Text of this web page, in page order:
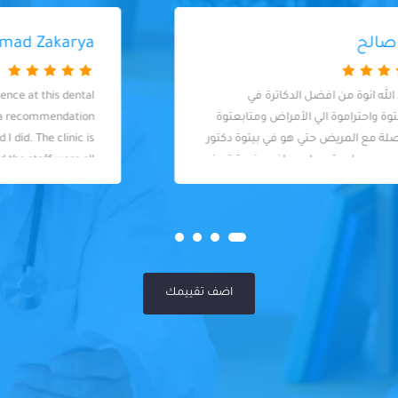
I had an excellent experience at this dental
clinic! I visited based on a recommendation
and I&#8217;m so glad I did. The clinic is
spotlessly clean and the staff were all
extremely professional. The dentist (Dr.
of throughout my visit. Highly
اضف تقييمك